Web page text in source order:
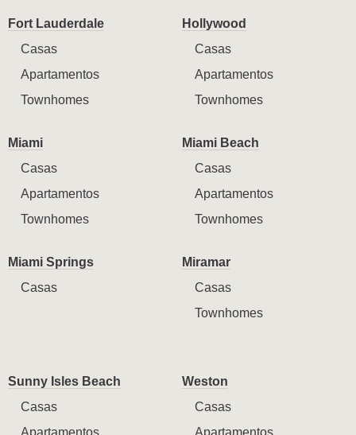
Fort Lauderdale
Casas
Apartamentos
Townhomes
Hollywood
Casas
Apartamentos
Townhomes
Miami
Casas
Apartamentos
Townhomes
Miami Beach
Casas
Apartamentos
Townhomes
Miami Springs
Casas
Miramar
Casas
Townhomes
Sunny Isles Beach
Casas
Apartamentos
Weston
Casas
Apartamentos